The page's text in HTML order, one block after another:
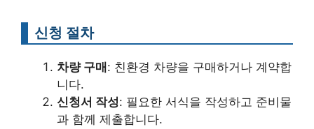
신청 절차
차량 구매 : 친환경 차량을 구매하거나 계약합
니다.
신청서 작성: 필요한 서식을 작성하고 준비물
과 함께 제출합니다.